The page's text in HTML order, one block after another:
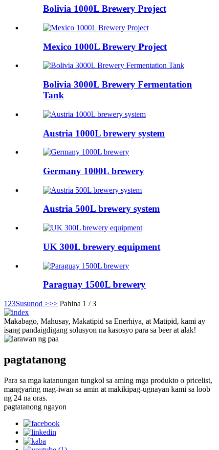
Bolivia 1000L Brewery Project
Mexico 1000L Brewery Project
Bolivia 3000L Brewery Fermentation
Tank
Austria 1000L brewery system
Germany 1000L brewery
Austria 500L brewery system
UK 300L brewery equipment
Paraguay 1500L brewery
1 23Susunod >>> Pahina 1 / 3
Makabago, Mahusay, Makatipid sa Enerhiya, at Matipid, kami ay
isang pandaigdigang solusyon na kasosyo para sa beer at alak!
pagtatanong
Para sa mga katanungan tungkol sa aming mga produkto o pricelist,
mangyaring mag-iwan sa amin at makikipag-ugnayan kami sa loob
ng 24 na oras.
pagtatanong ngayon